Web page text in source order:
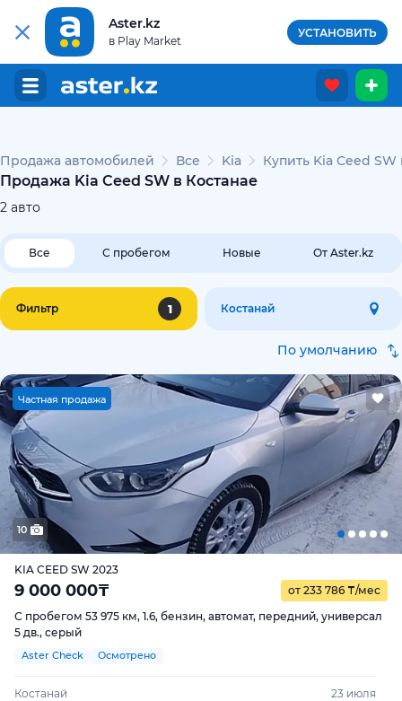
Aster.kz
в Play Market
УСТАНОВИТЬ
Продажа автомобилей Все Kia Купить Kia Ceed SW
Продажа Kia Ceed SW в Костанае
2 авто
Все С пробегом Новые От Aster.kz
Фильтр 1 Костанай
По умолчанию
Частная продажа
10
KIA CEED SW 2023
9 000 000₸ от 233 786 ₸/мес
С пробегом 53 975 км, 1.6, бензин, автомат, передний, универсал
5 дв., серый
Aster Check Осмотрено
Костанай 23 июля